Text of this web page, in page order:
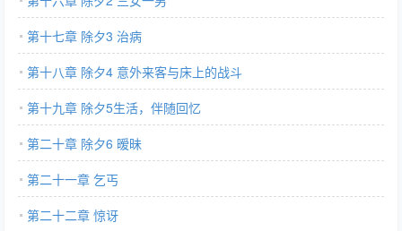
第十七章 除夕3 治病
第十八章 除夕4 意外来客与床上的战斗
第十九章 除夕5生活，伴随回忆
第二十章 除夕6 暧昧
第二十一章 乞丐
第二十二章 惊讶